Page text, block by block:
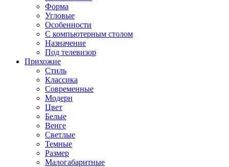
Форма
Угловые
Особенности
С компьютерным столом
Назначение
Под телевизор
Прихожие
Стиль
Классика
Современные
Модерн
Цвет
Белые
Венге
Светлые
Темные
Размер
Малогабаритные